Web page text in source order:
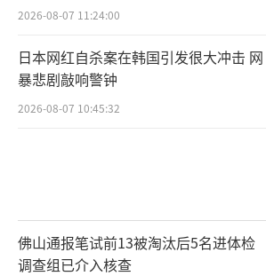
2026-08-07 11:24:00
日本网红自杀案在韩国引发很大冲击 网
暴悲剧敲响警钟
2026-08-07 10:45:32
佛山通报笔试前13被淘汰后5名进体检
调查组已介入核查